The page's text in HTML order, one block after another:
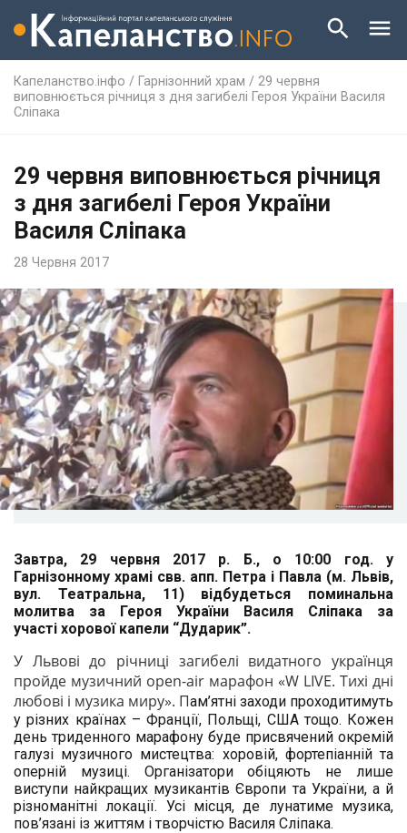
Капеланство.інфо / Гарнізонний храм / 29 червня
виповнюється річниця з дня загибелі Героя України Василя
Сліпака
29 червня виповнюється річниця
з дня загибелі Героя України
Василя Сліпака
28 Червня 2017
Завтра, 29 червня 2017 р. Б., о 10:00 год. у
Гарнізонному храмі свв. апп. Петра і Павла (м. Львів,
вул. Театральна, 11) відбудеться поминальна
молитва за Героя України Василя Сліпака за
участі хорової капели “Дударик”.
У Львові до річниці загибелі видатного українця
пройде музичний open-air марафон «W LIVE. Тихі дні
любові і музика миру». Пам’ятні заходи проходитимуть
у різних країнах – Франції, Польщі, США тощо. Кожен
день триденного марафону буде присвячений окремій
галузі музичного мистецтва: хоровій, фортепіанній та
оперній музиці. Організатори обіцяють не лише
виступи найкращих музикантів Європи та України, а й
різноманітні локації. Усі місця, де лунатиме музика,
пов’язані із життям і творчістю Василя Сліпака.